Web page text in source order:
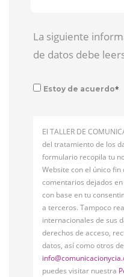
La siguiente
de datos debe
Estoy de acuerdo*
El TALLER DE
del tratamiento de los
formulario recopila tu
Website con el único
comentarios dejados
con base en tu
a terceros. Tampoco
internacionales de sus
derechos de acceso,
datos, así como otros
puedes visitar nuestra